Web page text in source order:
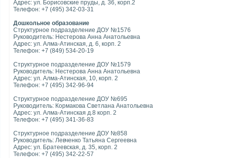
Адрес: ул. Борисовские пруды, д. 36, корп.2
Телефон: +7 (495) 342-03-31
Дошкольное образование
Структурное подразделение ДОУ №1576
Руководитель: Нестерова Анна Анатольевна
Адрес: ул. Алма-Атинская, д. 6, корп. 2
Телефон: +7 (849) 534-20-19
Структурное подразделение ДОУ №1579
Руководитель: Нестерова Анна Анатольевна
Адрес: ул. Алма-Атинская, 10, корп. 2
Телефон: +7 (495) 342-96-94
Структурное подразделение ДОУ №695
Руководитель: Кормакова Светлана Анатольевна
Адрес: ул. Алма-Атинская д.8 корп. 2
Телефон: +7 (495) 341-36-83
Структурное подразделение ДОУ №858
Руководитель: Левченко Татьяна Сергеевна
Адрес: ул. Братеевская, д. 35, корп. 2
Телефон: +7 (495) 342-22-57